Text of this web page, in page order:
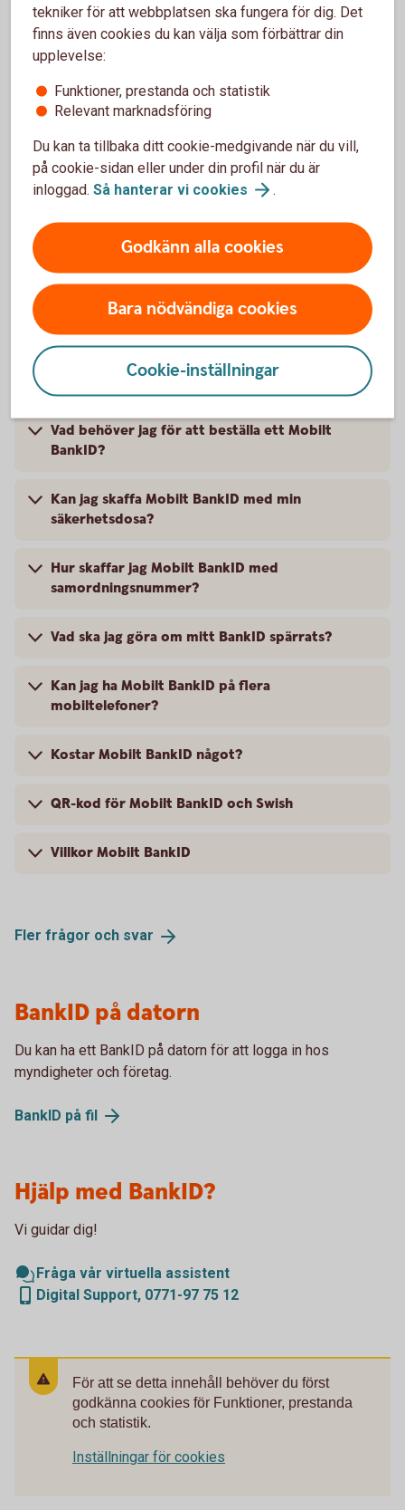
Säkerhet och BankID
Använd aldrig BankID om någon oväntat
Läs alltid texten innan du loggar in eller
godkänner
identifierar dig för
Vad är din avsikt – Logga in, signera en
betalning eller ett avtal?
Mobilt BankID – vanliga frågor och
svar
Vad behöver jag för att beställa ett Mobilt
BankID?
Kan jag skaffa Mobilt BankID med min
säkerhetsdosa?
Hur skaffar jag Mobilt BankID med
samordningsnummer?
Vad ska jag göra om mitt BankID spärrats?
Kan jag ha Mobilt BankID på flera
mobiltelefoner?
Kostar Mobilt BankID något?
QR-kod för Mobilt BankID och Swish
Villkor Mobilt BankID
Fler frågor och svar
BankID på datorn
Du kan ha ett BankID på datorn för att logga in hos
myndigheter och företag.
BankID på fil
Hjälp med BankID?
Vi guidar dig!
Fråga vår virtuella assistent
Digital Support, 0771-97 75 12
För att se detta innehåll behöver du först
godkänna cookies för Funktioner, prestanda
och statistik.
Inställningar för cookies
tekniker för att webbplatsen ska fungera för dig. Det
finns även cookies du kan välja som förbättrar din
upplevelse:
Funktioner, prestanda och statistik
Relevant marknadsföring
Du kan ta tillbaka ditt cookie-medgivande när du vill,
på cookie-sidan eller under din profil när du är
inloggad. Så hanterar vi cookies .
Godkänn alla cookies
Bara nödvändiga cookies
Cookie-inställningar